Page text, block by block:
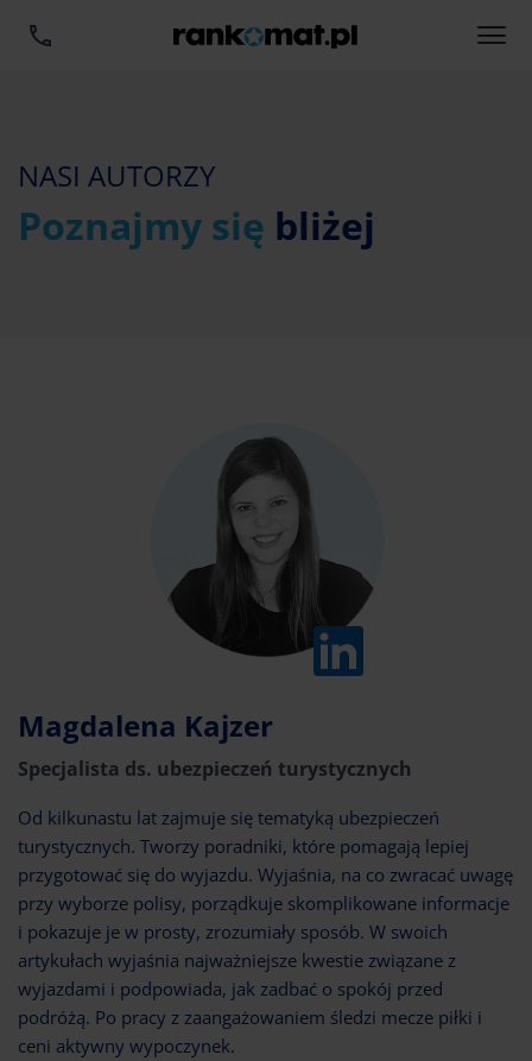
NASI AUTORZY
Poznajmy się bliżej
Magdalena Kajzer
Specjalista ds. ubezpieczeń turystycznych
Od kilkunastu lat zajmuje się tematyką ubezpieczeń
turystycznych. Tworzy poradniki, które pomagają lepiej
przygotować się do wyjazdu. Wyjaśnia, na co zwracać uwagę
przy wyborze polisy, porządkuje skomplikowane informacje
i pokazuje je w prosty, zrozumiały sposób. W swoich
artykułach wyjaśnia najważniejsze kwestie związane z
wyjazdami i podpowiada, jak zadbać o spokój przed
podróżą. Po pracy z zaangażowaniem śledzi mecze piłki i
ceni aktywny wypoczynek.